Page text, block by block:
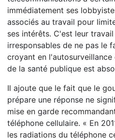
immédiatement ses
associés au travail pour
ses intérêts. C'est leur
irresponsables de ne pas le
croyant en
de la santé publique est
Il ajoute que le fait que le
prépare une réponse ne
mise en garde
téléphone cellulaire. « En
les radiations du téléphone